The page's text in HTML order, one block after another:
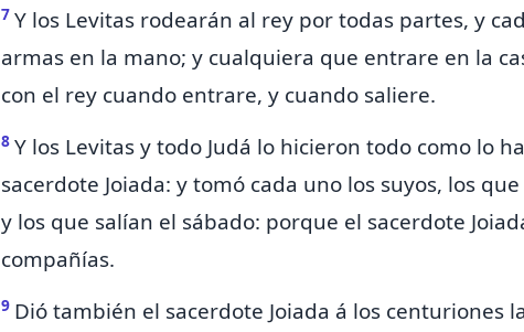
7 Y los Levitas rodearán al rey por todas partes, y
armas en la mano; y cualquiera que entrare en la
con el rey cuando entrare, y cuando saliere.
8 Y los Levitas y todo Judá lo hicieron todo como lo
sacerdote Joiada: y tomó cada uno los suyos, los
y los que salían el sábado: porque el sacerdote
compañías.
9 Dió también el sacerdote Joiada á los centuriones